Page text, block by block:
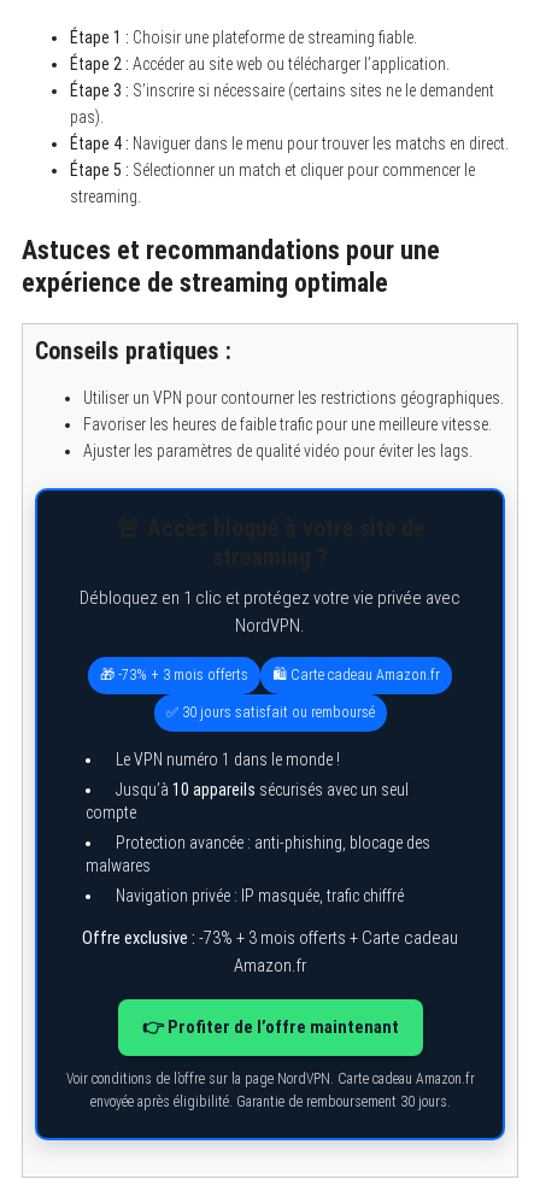
Étape 1 : Choisir une plateforme de streaming fiable.
Étape 2 : Accéder au site web ou télécharger l’application.
Étape 3 : S’inscrire si nécessaire (certains sites ne le demandent
pas).
Étape 4 : Naviguer dans le menu pour trouver les matchs en direct.
Étape 5 : Sélectionner un match et cliquer pour commencer le
streaming.
Astuces et recommandations pour une
expérience de streaming optimale
Conseils pratiques :
Utiliser un VPN pour contourner les restrictions géographiques.
Favoriser les heures de faible trafic pour une meilleure vitesse.
Ajuster les paramètres de qualité vidéo pour éviter les lags.
Débloquez en 1 clic et protégez votre vie privée avec
NordVPN.
🎁 -73% + 3 mois offerts 🛍️ Carte cadeau Amazon.fr
✅ 30 jours satisfait ou remboursé
Le VPN numéro 1 dans le monde !
Jusqu’à 10 appareils sécurisés avec un seul
compte
Protection avancée : anti-phishing, blocage des
malwares
Navigation privée : IP masquée, trafic chiffré
Offre exclusive : -73% + 3 mois offerts + Carte cadeau
Amazon.fr
👉 Profiter de l’offre maintenant
Voir conditions de l’offre sur la page NordVPN. Carte cadeau Amazon.fr
envoyée après éligibilité. Garantie de remboursement 30 jours.